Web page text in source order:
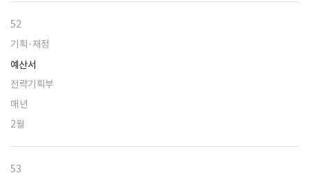
52
기획·재정
예산서
전략기획부
매년
2월
53